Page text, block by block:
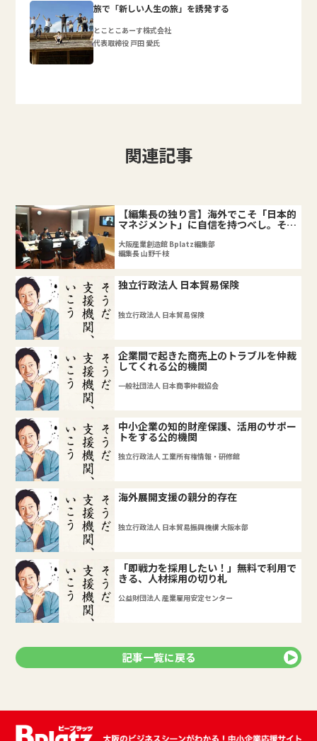
旅で「新しい人生の旅」を誘発する
とことこあーす株式会社
代表取締役 戸田 愛氏
関連記事
【編集長の独り言】海外でこそ「日本的
マネジメント」に自信を持つべし。そし
大阪産業創造館 Bplatz編集部
編集長 山野千枝
独立行政法人 日本貿易保険
独立行政法人 日本貿易保険
企業間で起きた商売上のトラブルを仲裁
してくれる公的機関
一般社団法人 日本商事仲裁協会
中小企業の知的財産保護、活用のサポー
トをする公的機関
独立行政法人 工業所有権情報・研修館
海外展開支援の親分的存在
独立行政法人 日本貿易振興機構 大阪本部
「即戦力を採用したい！」無料で利用で
きる、人材採用の切り札
公益財団法人 産業雇用安定センター
記事一覧に戻る